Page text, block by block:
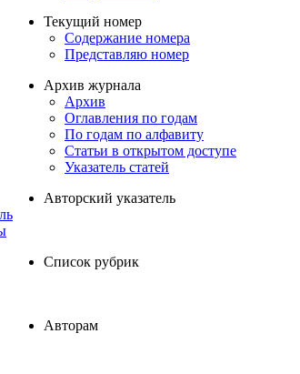
Текущий номер
Содержание номера
Представляю номер
Архив журнала
Архив
Оглавления по годам
По годам по алфавиту
Статьи в открытом доступе
Указатель статей
Авторский указатель
Список рубрик
Авторам